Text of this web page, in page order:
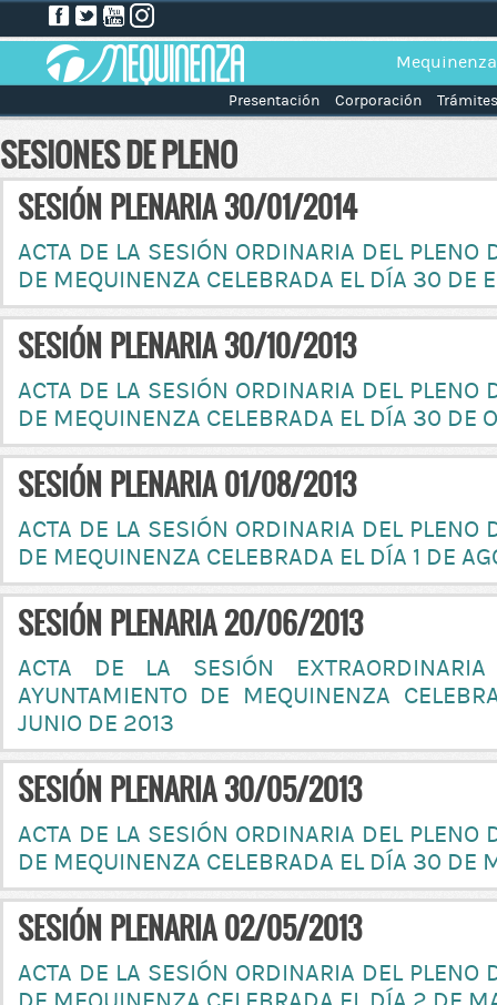
Mequinenza
Presentación Corporación Trámites
SESIONES DE PLENO
SESIÓN PLENARIA 30/01/2014
ACTA DE LA SESIÓN ORDINARIA DEL PLENO
DE MEQUINENZA CELEBRADA EL DÍA 30 DE
SESIÓN PLENARIA 30/10/2013
ACTA DE LA SESIÓN ORDINARIA DEL PLENO
DE MEQUINENZA CELEBRADA EL DÍA 30 DE
SESIÓN PLENARIA 01/08/2013
ACTA DE LA SESIÓN ORDINARIA DEL PLENO
DE MEQUINENZA CELEBRADA EL DÍA 1 DE
SESIÓN PLENARIA 20/06/2013
ACTA DE LA SESIÓN
AYUNTAMIENTO DE MEQUINENZA
JUNIO DE 2013
SESIÓN PLENARIA 30/05/2013
ACTA DE LA SESIÓN ORDINARIA DEL PLENO
DE MEQUINENZA CELEBRADA EL DÍA 30 DE
SESIÓN PLENARIA 02/05/2013
ACTA DE LA SESIÓN ORDINARIA DEL PLENO